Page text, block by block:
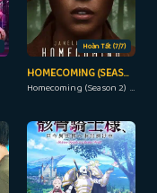
Hoàn Tất (7/7)
HOMECOMING (SEASON 2)
Homecoming (Season 2) (2020)